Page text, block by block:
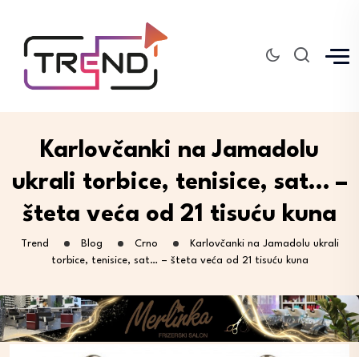
Karlovčanki na Jamadolu
ukrali torbice, tenisice, sat… –
šteta veća od 21 tisuću kuna
Trend Blog Crno
Karlovčanki na Jamadolu ukrali
torbice, tenisice, sat… – šteta veća od 21 tisuću kuna